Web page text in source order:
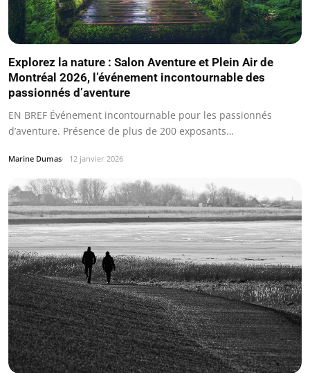
Explorez la nature : Salon Aventure et Plein Air de
Montréal 2026, l’événement incontournable des
passionnés d’aventure
EN BREF Événement incontournable pour les passionnés
d’aventure. Présence de plus de 200 exposants…
Marine Dumas 12 janvier 2026